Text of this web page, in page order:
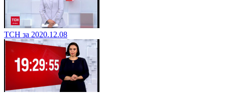
ТСН за 2020.12.08